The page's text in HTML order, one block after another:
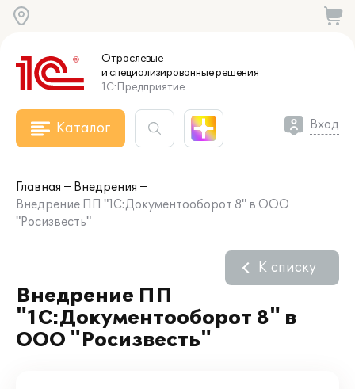
Отраслевые
и специализированныерешения
1С:Предприятие
Каталог Вход
Главная
Внедрения
Внедрение ПП "1С:Документооборот 8" в ООО
"Росизвесть"
Внедрение ПП
"1С:Документооборот 8" в
ООО "Росизвесть"
К списку